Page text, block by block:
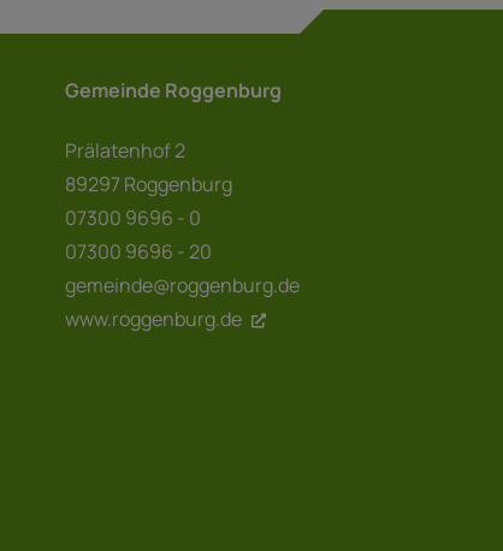
Gemeinde Roggenburg
Prälatenhof 2
89297 Roggenburg
07300 9696 - 0
07300 9696 - 20
gemeinde@roggenburg.de
www.roggenburg.de